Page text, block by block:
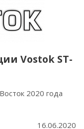
Vostok ST-
2020 года
16.06.2020